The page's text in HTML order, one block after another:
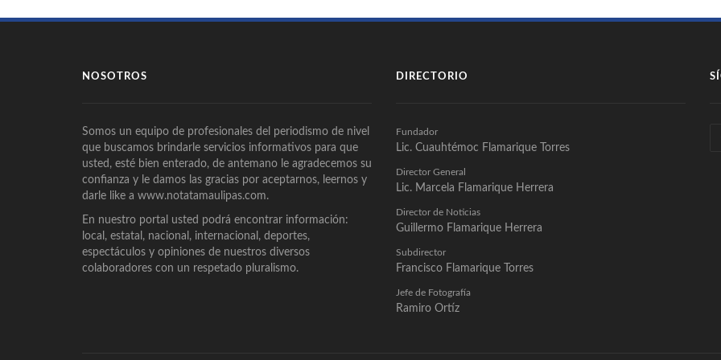
NOSOTROS
Somos un equipo de profesionales del periodismo de nivel
que buscamos brindarle servicios informativos para que
usted, esté bien enterado, de antemano le agradecemos su
confianza y le damos las gracias por aceptarnos, leernos y
darle like a www.notatamaulipas.com.
En nuestro portal usted podrá encontrar información:
local, estatal, nacional, internacional, deportes,
espectáculos y opiniones de nuestros diversos
colaboradores con un respetado pluralismo.
DIRECTORIO
Fundador
Lic. Cuauhtémoc Flamarique Torres
Director General
Lic. Marcela Flamarique Herrera
Director de Noticias
Guillermo Flamarique Herrera
Subdirector
Francisco Flamarique Torres
Jefe de Fotografía
Ramiro Ortíz